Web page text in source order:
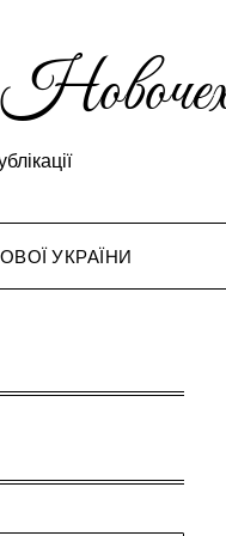
УКРАЇНИ